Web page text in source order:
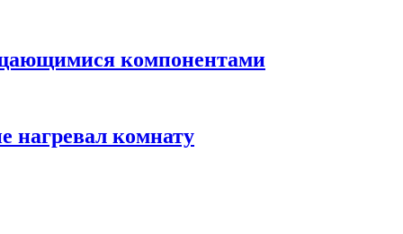
компонентами
нагревал комнату